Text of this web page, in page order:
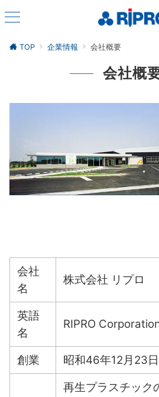
TOP 企業情報 会社概要
会社概
会社
名
株式会社 リプロ
英語
名
RIPRO
創業 昭和46年12月23日
再生プラスチック